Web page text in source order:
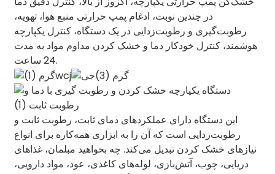
در چندین نوبت، ادغام پمپ حرارتی منبع هوا، تهویه،
رطوبت‌گیری و رطوبت‌زدایی در یک دستگاه، کنترل یکپارچه
هوشمند، کنترل خودکار دما و خشک کردن مداوم مواد به مدت
24 ساعت.
این دستگاه دارای عملکردهای دمای ثابت، رطوبت ثابت و
رطوبت‌زدایی است که آن را به ابزاری همه‌کاره برای انواع
نیازهای خشک کردن تبدیل می‌کند. چه بخواهید مبلمان، غذاهای
دریایی، چوب، آتش‌بازی، لوله‌های کاغذی، عود، مواد دارویی،